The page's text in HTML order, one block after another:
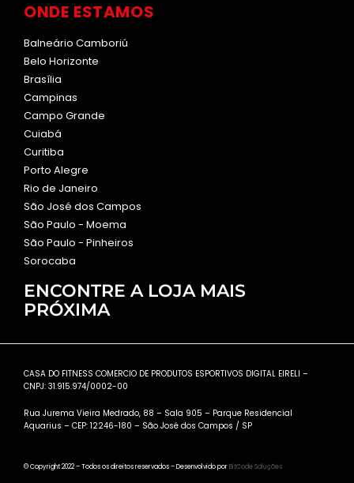
ONDE ESTAMOS
Balneário Camboriú
Belo Horizonte
Brasília
Campinas
Campo Grande
Cuiabá
Curitiba
Porto Alegre
Rio de Janeiro
São José dos Campos
São Paulo - Moema
São Paulo - Pinheiros
Sorocaba
ENCONTRE A LOJA MAIS
PRÓXIMA
CASA DO FITNESS COMERCIO DE PRODUTOS ESPORTIVOS DIGITAL EIRELI –
CNPJ: 31.915.974/0002-00
Rua Jurema Vieira Medrado, 88 – Sala 905 – Parque Residencial
Aquarius – CEP: 12246-180 – São José dos Campos / SP
© Copyright 2022 – Todos os direitos reservados – Desenvolvido porBitCode Soluções